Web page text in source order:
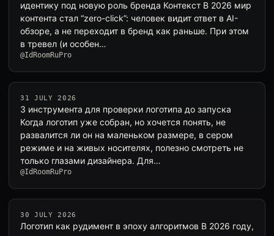
идентику под новую роль бренда Контекст В 2026 мир
контента стал “zero-click”: человек видит ответ в AI-
обзоре, а не переходит в бренд как раньше. При этом
в тревел (и особен…
@IdRoomRuPro
31 JULY 2026
3 инструмента для проверки логотипа до запуска
Когда логотип уже собран, но хочется понять, не
развалится ли он на маленьком размере, в сером
режиме и на живых носителях, полезно смотреть не
только глазами дизайнера. Для…
@IdRoomRuPro
30 JULY 2026
Логотип как рудимент в эпоху алгоритмов В 2026 году,